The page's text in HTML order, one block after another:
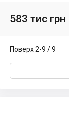
583 тис грн
Поверх 2-9 / 9